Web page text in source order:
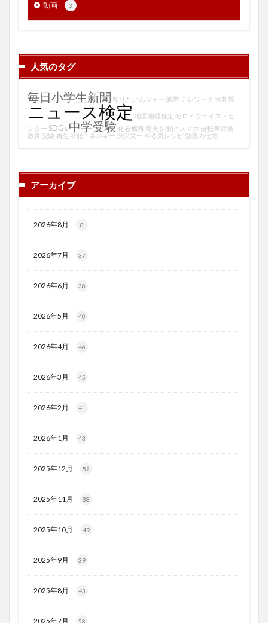
動画 3
人気のタグ
毎日小学生新聞 知りたいんジャー 紙幣 テレワーク 大相撲
ニュース検定 地図地理検定 ゼロ・ウェイストセ
ンター SDGs 中学受験 化石燃料 青天を衝け スマホ 自転車保険
教育 受験 再生可能エネルギー 渋沢栄一 やる気レシピ 勉強の仕方
アーカイブ
2026年8月 8
2026年7月 37
2026年6月 38
2026年5月 40
2026年4月 46
2026年3月 45
2026年2月 41
2026年1月 43
2025年12月 52
2025年11月 38
2025年10月 49
2025年9月 39
2025年8月 43
2025年7月 58